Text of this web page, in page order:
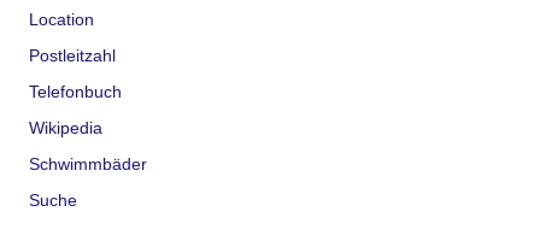
Location
Postleitzahl
Telefonbuch
Wikipedia
Schwimmbäder
Suche